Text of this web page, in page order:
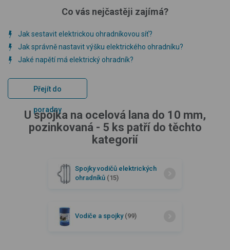
Co vás nejčastěji zajímá?
Jak sestavit elektrickou ohradníkovou síť?
Jak správně nastavit výšku elektrického ohradníku?
Jaké napětí má elektrický ohradník?
Přejít do
poradny
U spojka na ocelová lana do 10 mm,
pozinkovaná - 5 ks patří do těchto
kategorií
Spojky vodičů elektrických
ohradníků (15)
Vodiče a spojky (99)